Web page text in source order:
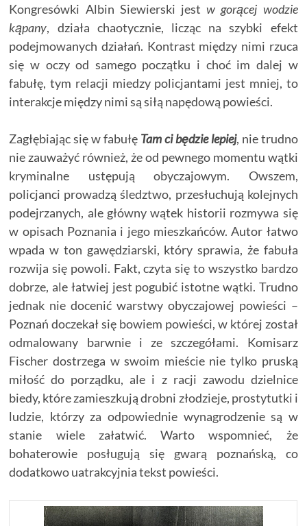
Kongresówki Albin Siewierski jestw gorącej wodzie
kąpany, działa chaotycznie, licząc na szybki efekt
podejmowanych działań. Kontrast między nimi rzuca
się w oczy od samego początku i choć im dalej w
fabułę, tym relacji miedzy policjantami jest mniej, to
interakcje między nimi są siłą napędową powieści.
Zagłębiając się w fabułę Tam ci będzie lepiej, nie trudno
nie zauważyć również, że od pewnego momentu wątki
kryminalne ustępują obyczajowym. Owszem,
policjanci prowadzą śledztwo, przesłuchują kolejnych
podejrzanych, ale główny wątek historii rozmywa się
w opisach Poznania i jego mieszkańców. Autor łatwo
wpada w ton gawędziarski, który sprawia, że fabuła
rozwija się powoli. Fakt, czyta się to wszystko bardzo
dobrze, ale łatwiej jest pogubić istotne wątki. Trudno
jednak nie docenić warstwy obyczajowej powieści –
Poznań doczekał się bowiem powieści, w której został
odmalowany barwnie i ze szczegółami. Komisarz
Fischer dostrzega w swoim mieście nie tylko pruską
miłość do porządku, ale i z racji zawodu dzielnice
biedy, które zamieszkują drobni złodzieje, prostytutki i
ludzie, którzy za odpowiednie wynagrodzenie są w
stanie wiele załatwić. Warto wspomnieć, że
bohaterowie posługują się gwarą poznańską, co
dodatkowo uatrakcyjnia tekst powieści.